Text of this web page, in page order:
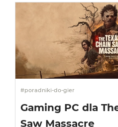
#poradniki-do-gier
Gaming PC dla
Saw Massacre